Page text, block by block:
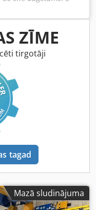
ZĪME
tirgotāji
tagad
Mazā sludinājuma